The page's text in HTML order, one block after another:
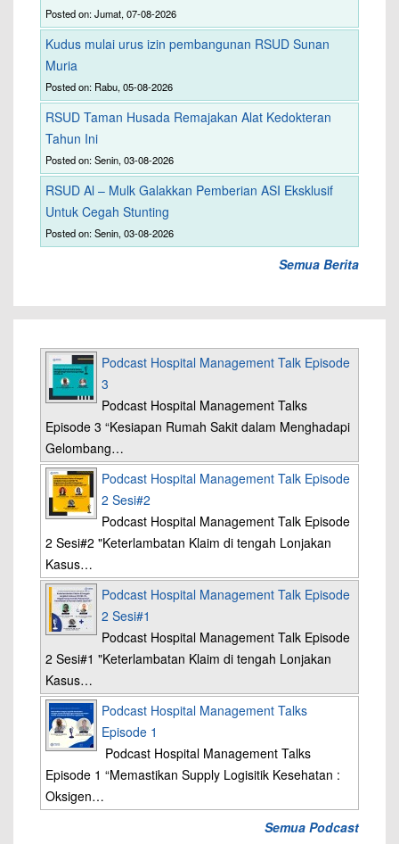
Posted on: Jumat, 07-08-2026
Kudus mulai urus izin pembangunan RSUD Sunan
Muria
Posted on: Rabu, 05-08-2026
RSUD Taman Husada Remajakan Alat Kedokteran
Tahun Ini
Posted on: Senin, 03-08-2026
RSUD Al – Mulk Galakkan Pemberian ASI Eksklusif
Untuk Cegah Stunting
Posted on: Senin, 03-08-2026
Semua Berita
Podcast Hospital Management Talk Episode
3
Podcast Hospital Management Talks
Episode 3 “Kesiapan Rumah Sakit dalam Menghadapi
Gelombang…
Podcast Hospital Management Talk Episode
2 Sesi#2
Podcast Hospital Management Talk Episode
2 Sesi#2 "Keterlambatan Klaim di tengah Lonjakan
Kasus…
Podcast Hospital Management Talk Episode
2 Sesi#1
Podcast Hospital Management Talk Episode
2 Sesi#1 "Keterlambatan Klaim di tengah Lonjakan
Kasus…
Podcast Hospital Management Talks
Episode 1
Podcast Hospital Management Talks
Episode 1 “Memastikan Supply Logisitik Kesehatan :
Oksigen…
Semua Podcast